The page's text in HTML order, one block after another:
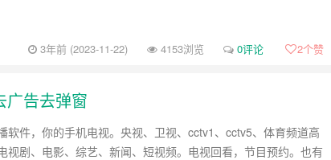
3年前 (2023-11-22) 4153浏览 0评论 2个赞
广告去弹窗
软件，你的手机电视。央视、卫视、cctv1、cctv5、体育频道高
视剧、电影、综艺、新闻、短视频。电视回看，节目预约。也有